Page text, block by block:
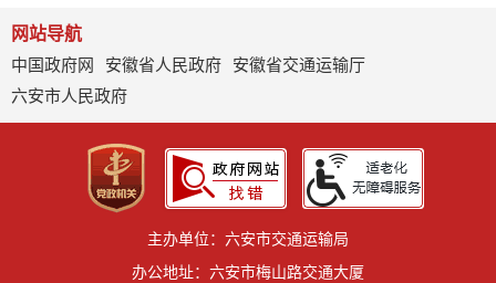
网站导航
中国政府网
安徽省人民政府
安徽省交通运输厅
六安市人民政府
主办单位：六安市交通运输局
办公地址：六安市梅山路交通大厦